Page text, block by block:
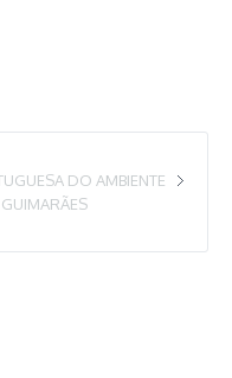
DO AMBIENTE